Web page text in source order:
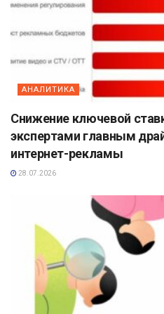
АНАЛИТИКА
Снижение ключевой
экспертами главным
интернет-рекламы
28.07.2026